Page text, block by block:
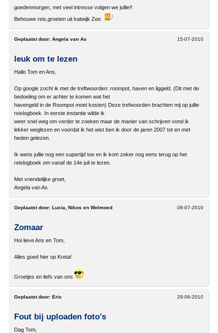
goedenmorgen, met veel intresse volgen we jullie!!
Behouwe reis,groeten uit katwijk Zee.
15-07-2010
Geplaatst door: Angela van As
leuk om te lezen
Hallo Tom en Ans,
Op google zocht ik met de treftwoorden: roompot, haven en liggeld. (Dit met de
bedoeling om er achter te komen wat het
havengeld in de Roompot moet kosten) Deze trefwoorden brachten mij op jullie
reislogboek. In eerste instantie wilde ik
weer snel weg om verder te zoeken maar de manier van schrijven vond ik
lekker weglezen en voordat ik het wist ben ik door de jaren 2007 tot en met
heden gelezen.
Ik wens jullie nog een supertijd toe en ik kom zeker nog eens terug op het
reislogboek om vanaf de 14e juli te lezen.
Met vriendelijke groet,
Angela van As
08-07-2010
Geplaatst door: Lucia, Nikos en Welmoed
Zomaar
Hoi lieve Ans en Tom,
Alles goed hier op Kreta!
Groetjes en liefs van ons
29-06-2010
Geplaatst door: Eric
Fout bij uploaden foto's
Dag Tom,